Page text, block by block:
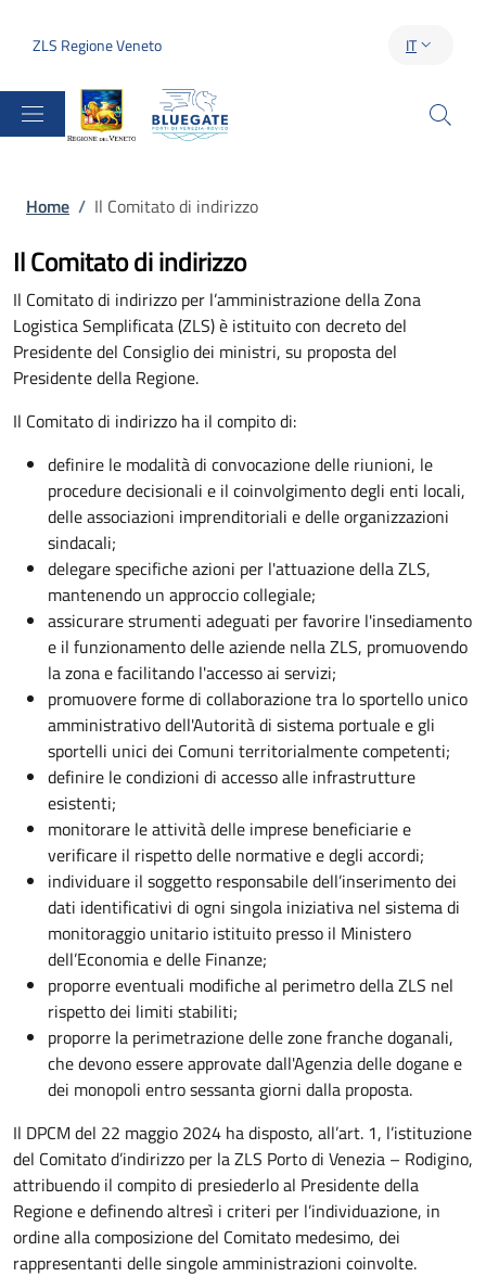
ZLS Regione Veneto IT
Briciole di pane
Home / Il Comitato di indirizzo
Il Comitato di indirizzo
Il Comitato di indirizzo per l’amministrazione della Zona
Logistica Semplificata (ZLS) è istituito con decreto del
Presidente del Consiglio dei ministri, su proposta del
Presidente della Regione.
Il Comitato di indirizzo ha il compito di:
definire le modalità di convocazione delle riunioni, le
procedure decisionali e il coinvolgimento degli enti locali,
delle associazioni imprenditoriali e delle organizzazioni
sindacali;
delegare specifiche azioni per l'attuazione della ZLS,
mantenendo un approccio collegiale;
assicurare strumenti adeguati per favorire l'insediamento
e il funzionamento delle aziende nella ZLS, promuovendo
la zona e facilitando l'accesso ai servizi;
promuovere forme di collaborazione tra lo sportello unico
amministrativo dell'Autorità di sistema portuale e gli
sportelli unici dei Comuni territorialmente competenti;
definire le condizioni di accesso alle infrastrutture
esistenti;
monitorare le attività delle imprese beneficiarie e
verificare il rispetto delle normative e degli accordi;
individuare il soggetto responsabile dell’inserimento dei
dati identificativi di ogni singola iniziativa nel sistema di
monitoraggio unitario istituito presso il Ministero
dell’Economia e delle Finanze;
proporre eventuali modifiche al perimetro della ZLS nel
rispetto dei limiti stabiliti;
proporre la perimetrazione delle zone franche doganali,
che devono essere approvate dall'Agenzia delle dogane e
dei monopoli entro sessanta giorni dalla proposta.
Il DPCM del 22 maggio 2024 ha disposto, all’art. 1, l’istituzione
del Comitato d’indirizzo per la ZLS Porto di Venezia – Rodigino,
attribuendo il compito di presiederlo al Presidente della
Regione e definendo altresì i criteri per l’individuazione, in
ordine alla composizione del Comitato medesimo, dei
rappresentanti delle singole amministrazioni coinvolte.